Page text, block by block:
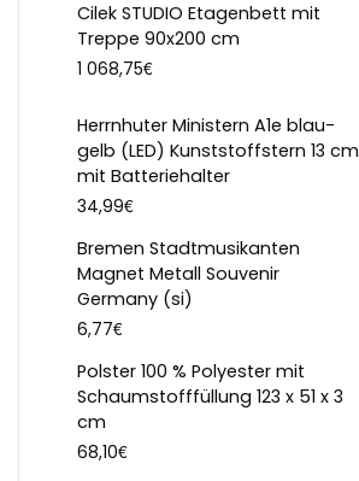
Cilek STUDIO Etagenbett mit
Treppe 90x200 cm
1 068,75€
Herrnhuter Ministern A1e blau-
gelb (LED) Kunststoffstern 13 cm
mit Batteriehalter
34,99€
Bremen Stadtmusikanten
Magnet Metall Souvenir
Germany (si)
6,77€
Polster 100 % Polyester mit
Schaumstofffüllung 123 x 51 x 3
cm
68,10€